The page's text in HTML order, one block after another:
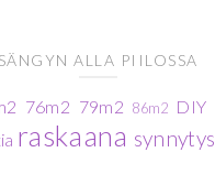
SÄNGYN ALLA PIILOSSA
76m2 79m2 86m2 DIY
raskaana synnytys